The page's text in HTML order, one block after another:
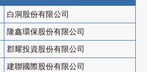
白洞股份有限公司
隆鑫環保股份有限公司
郡耀投資股份有限公司
建聯國際股份有限公司